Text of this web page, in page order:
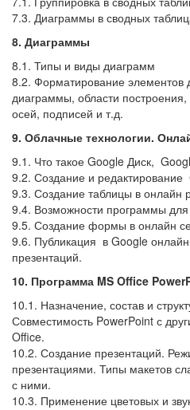
7.3. Диаграммы в сводных
8. Диаграммы
8.1. Типы и виды диаграмм
8.2. Форматирование элементов
диаграммы, области
осей, подписей и т.д.
9. Облачные технологии.
9.1. Что такое Google Диск,
9.2. Создание и
9.3. Создание таблицы в онлайн
9.4. Возможности программы
9.5. Создание формы в онлайн
9.6. Публикация в Google
презентаций.
10. Программа MS Office
10.1. Назначение, состав и
Совместимость PowerPoint с
Office.
10.2. Создание презентаций.
презентациями. Типы макетов
с ними.
10.3. Применение цветовых и